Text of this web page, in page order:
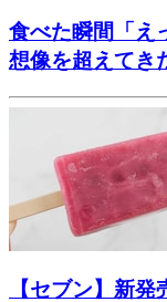
食べた瞬間「え
想像を超えてき
【セブン】新